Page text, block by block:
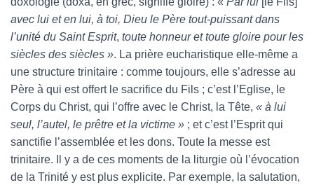
avec lui et en lui, à toi, Dieu le Père tout-puissant dans
l’unité du Saint Esprit, toute honneur et toute gloire pour les
siècles des siècles ». La prière eucharistique elle-même a
une structure trinitaire : comme toujours, elle s’adresse au
Père à qui est offert le sacrifice du Fils ; c’est l’Eglise, le
Corps du Christ, qui l’offre avec le Christ, la Tête, « à lui
seul, l’autel, le prêtre et la victime » ; et c’est l’Esprit qui
sanctifie l’assemblée et les dons. Toute la messe est
trinitaire. Il y a de ces moments de la liturgie où l’évocation
de la Trinité y est plus explicite. Par exemple, la salutation,